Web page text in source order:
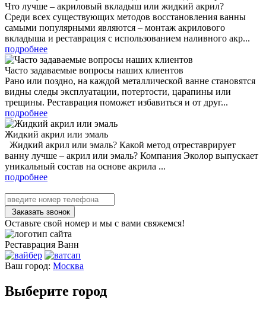
Что лучше – акриловый вкладыш или жидкий акрил?
Среди всех существующих методов восстановления ванны
самыми популярными являются – монтаж акрилового
вкладыша и реставрация с использованием наливного акр...
подробнее
Часто задаваемые вопросы наших клиентов
Рано или поздно, на каждой металлической ванне становятся
видны следы эксплуатации, потертости, царапины или
трещины. Реставрация поможет избавиться и от друг...
подробнее
Жидкий акрил или эмаль
Жидкий акрил или эмаль? Какой метод отреставрирует
ванну лучше – акрил или эмаль? Компания Эколор выпускает
уникальный состав на основе акрила ...
подробнее
Заказать звонок
Оставьте свой номер и мы с вами свяжемся!
Реставрация Ванн
Ваш город: Москва
Выберите город